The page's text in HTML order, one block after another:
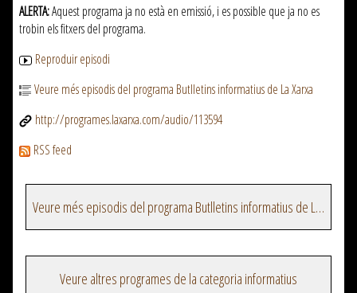
ALERTA:Aquest programa ja no està en emissió, i es possible que ja no es
trobin els fitxers del programa.
Reproduir episodi
Veure més episodis del programa Butlletins informatius de La Xarxa
http://programes.laxarxa.com/audio/113594
RSS feed
Veure més episodis del programa Butlletins informatius de La Xarxa
Veure altres programes de la categoria informatius